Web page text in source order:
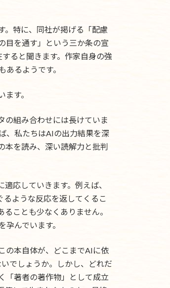
。特に、同社が掲げる「配慮
目を通す」という三か条の宣
ると聞きます。作家自身の強
るようです。
す。
の組み合わせには長けていま
、私たちはAIの出力結果を深
本を読み、深い読解力と批判
応していきます。例えば、
ような反応を返してくるこ
ことも少なくありません。
んでいます。
の本自体が、どこまでAIに依
でしょうか。しかし、どれだ
「著者の著作物」として成立